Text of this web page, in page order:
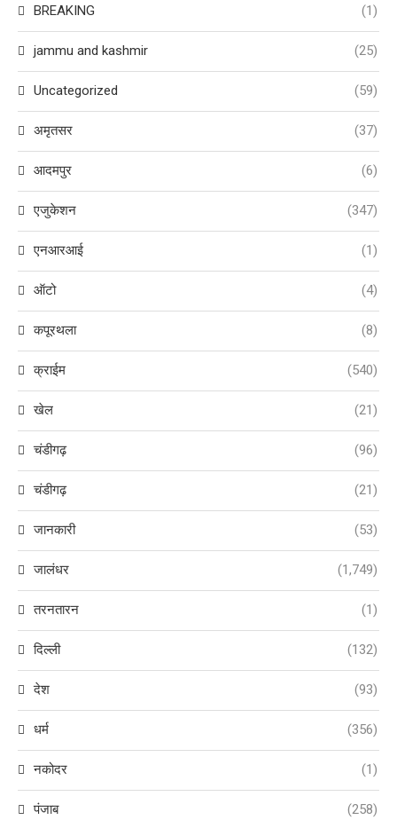
BREAKING (1)
jammu and kashmir (25)
Uncategorized (59)
अमृतसर (37)
आदमपुर (6)
एजुकेशन (347)
एनआरआई (1)
ऑटो (4)
कपूरथला (8)
क्राईम (540)
खेल (21)
चंडीगढ़ (96)
चंडीगढ़ (21)
जानकारी (53)
जालंधर (1,749)
तरनतारन (1)
दिल्ली (132)
देश (93)
धर्म (356)
नकोदर (1)
पंजाब (258)